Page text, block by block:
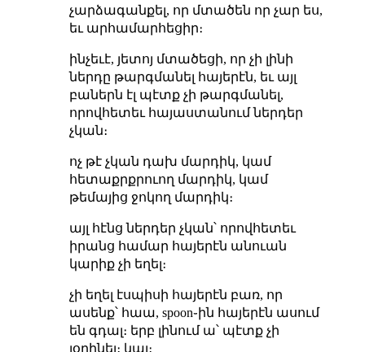
չարձագանքել, որ մտածեն որ չար ես,
եւ արհամարհեցիր։
ինչեւէ, յետոյ մտածեցի, որ չի լինի
ներդը թարգմանել հայերէն, եւ այլ
բաներն էլ պէտք չի թարգմանել,
որովհետեւ հայաստանում ներդեր
չկան։
ոչ թէ չկան դախ մարդիկ, կամ
հետաքրքրուող մարդիկ, կամ
թեմայից ջոկող մարդիկ։
այլ հէնց ներդեր չկան՝ որովհետեւ
իրանց համար հայերէն անուան
կարիք չի եղել։
չի եղել էսպիսի հայերէն բառ, որ
ասենք՝ հաա, spoon֊ին հայերէն ասում
են գդալ։ երբ լինում ա՝ պէտք չի
յօրինել։ կայ։